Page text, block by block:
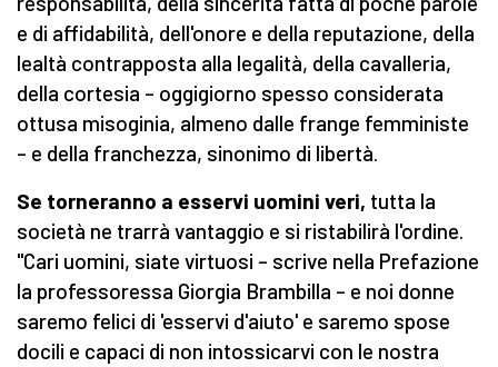
e di affidabilità, dell'onore e della reputazione, della
lealtà contrapposta alla legalità, della cavalleria,
della cortesia – oggigiorno spesso considerata
ottusa misoginia, almeno dalle frange femministe
– e della franchezza, sinonimo di libertà.
Se torneranno a esservi uomini veri, tutta la
società ne trarrà vantaggio e si ristabilirà l'ordine.
"Cari uomini, siate virtuosi – scrive nella Prefazione
la professoressa Giorgia Brambilla – e noi donne
saremo felici di 'esservi d'aiuto' e saremo spose
docili e capaci di non intossicarvi con le nostra